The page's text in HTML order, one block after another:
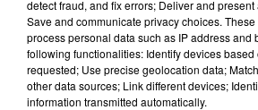
detect fraud, and fix errors; Deliver and
Save and communicate privacy choices.
process personal data such as IP address and
following functionalities: Identify devices
requested; Use precise geolocation data;
other data sources; Link different devices;
information transmitted automatically.